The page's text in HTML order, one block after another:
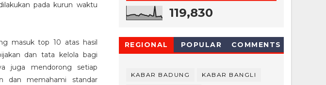
pada kurun waktu
masuk top 10 atas hasil
dan tata kelola bagi
juga mendorong setiap
dan memahami standar
119,830
REGIONAL POPULAR COMMENTS
KABAR BADUNG KABAR BANGLI